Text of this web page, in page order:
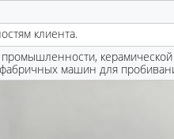
клиента.
машин для